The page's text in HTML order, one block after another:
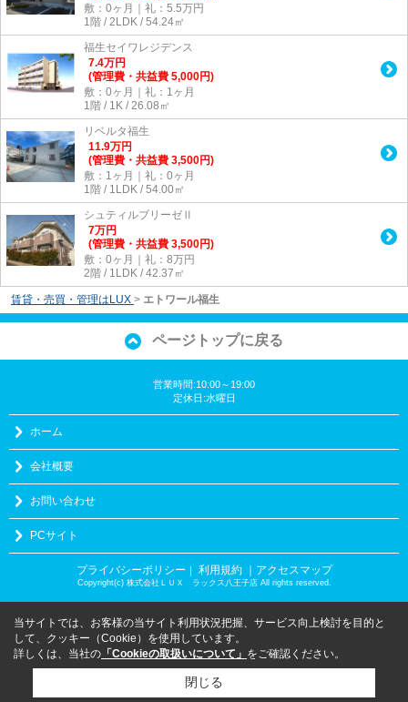
敷：0ヶ月｜礼：5.5万円
1階 / 2LDK / 54.24㎡
福生セイワレジデンス
7.4万円
(管理費・共益費 5,000円)
敷：0ヶ月｜礼：1ヶ月
1階 / 1K / 26.08㎡
リベルタ福生
11.9万円
(管理費・共益費 3,500円)
敷：1ヶ月｜礼：0ヶ月
1階 / 1LDK / 54.00㎡
シュティルブリーゼⅡ
7万円
(管理費・共益費 3,500円)
敷：0ヶ月｜礼：8万円
2階 / 1LDK / 42.37㎡
賃貸・売買・管理はLUX > エトワール福生
ページトップに戻る
営業時間:10:00～19:00
定休日:水曜日
ホーム
会社概要
お問い合わせ
PCサイト
プライバシーポリシー ｜ 利用規約 ｜アクセスマップ
Copyright(c) 株式会社ＬＵＸ ラックス八王子店 All rights reserved.
当サイトでは、お客様の当サイト利用状況把握、サービス向上検討を目的と
して、クッキー（Cookie）を使用しています。
詳しくは、当社の 「Cookieの取扱いについて」 をご確認ください。
閉じる